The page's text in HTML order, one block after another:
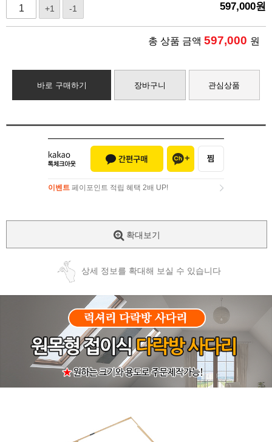
+1 -1 597,000원
총 상품 금액 597,000 원
바로 구매하기 장바구니 관심상품
이벤트 페이포인트 적립 혜택 2배 UP!
확대보기
상세 정보를 확대해 보실 수 있습니다